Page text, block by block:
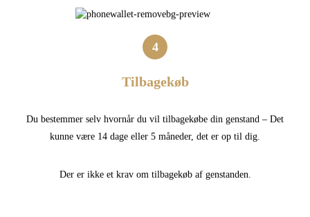
4
Tilbagekøb
Du bestemmer selv hvornår du vil tilbagekøbe din genstand – Det
kunne være 14 dage eller 5 måneder, det er op til dig.
Der er ikke et krav om tilbagekøb af genstanden.